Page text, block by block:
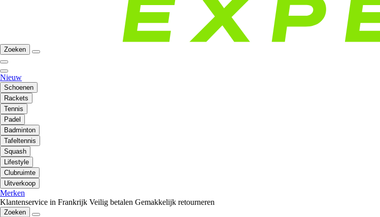
Zoeken
Nieuw
Schoenen
Rackets
Tennis
Padel
Badminton
Tafeltennis
Squash
Lifestyle
Clubruimte
Uitverkoop
Merken
Klantenservice in Frankrijk Veilig betalen Gemakkelijk retourneren
Zoeken